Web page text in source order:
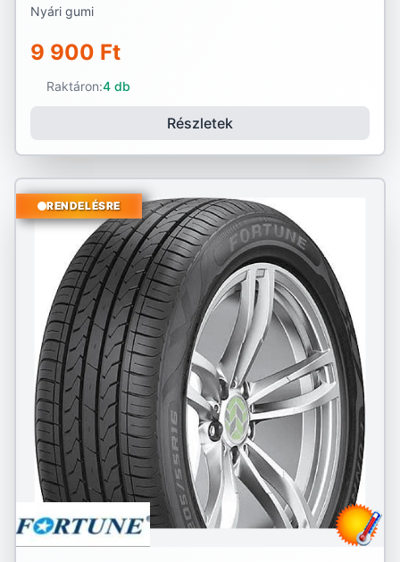
Nyári gumi
9 900 Ft
Raktáron:4 db
Részletek
RENDELÉSRE